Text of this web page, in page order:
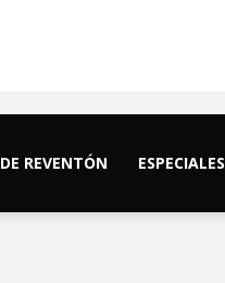
DE REVENTÓN ESPECIALES